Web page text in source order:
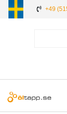
+49